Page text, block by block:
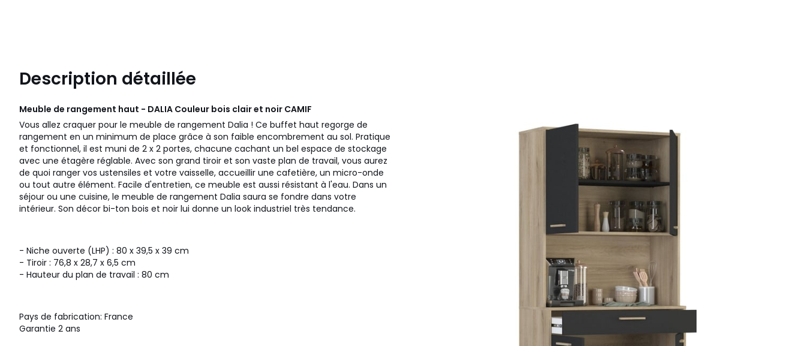
Description détaillée
Meuble de rangement haut - DALIA Couleur bois clair et noir CAMIF
Vous allez craquer pour le meuble de rangement Dalia ! Ce buffet haut regorge de
rangement en un minimum de place grâce à son faible encombrement au sol. Pratique
et fonctionnel, il est muni de 2 x 2 portes, chacune cachant un bel espace de stockage
avec une étagère réglable. Avec son grand tiroir et son vaste plan de travail, vous aurez
de quoi ranger vos ustensiles et votre vaisselle, accueillir une cafetière, un micro-onde
ou tout autre élément. Facile d'entretien, ce meuble est aussi résistant à l'eau. Dans un
séjour ou une cuisine, le meuble de rangement Dalia saura se fondre dans votre
intérieur. Son décor bi-ton bois et noir lui donne un look industriel très tendance.
- Niche ouverte (LHP) : 80 x 39,5 x 39 cm
- Tiroir : 76,8 x 28,7 x 6,5 cm
- Hauteur du plan de travail : 80 cm
Pays de fabrication: France
Garantie 2 ans